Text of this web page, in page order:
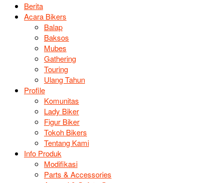
Berita
Acara Bikers
Balap
Baksos
Mubes
Gathering
Touring
Ulang Tahun
Profile
Komunitas
Lady Biker
Figur Biker
Tokoh Bikers
Tentang Kami
Info Produk
Modifikasi
Parts & Accessories